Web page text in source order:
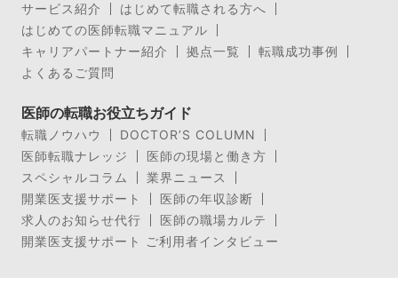
サービス紹介
はじめて転職される方へ
はじめての医師転職マニュアル
キャリアパートナー紹介
拠点一覧
転職成功事例
よくあるご質問
医師の転職お役立ちガイド
転職ノウハウ
DOCTOR’S COLUMN
医師転職ナレッジ
医師の現場と働き方
スペシャルコラム
業界ニュース
開業医支援サポート
医師の年収診断
求人のお知らせ代行
医師の職場カルテ
開業医支援サポート ご利用者インタビュー